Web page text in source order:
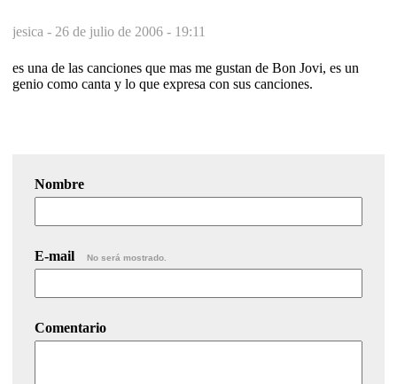
jesica - 26 de julio de 2006 - 19:11
es una de las canciones que mas me gustan de Bon Jovi, es un
genio como canta y lo que expresa con sus canciones.
Nombre
E-mail No será mostrado.
Comentario